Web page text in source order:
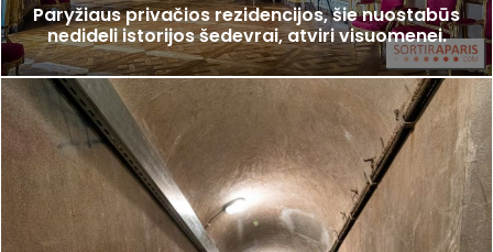
Paryžiaus privačios rezidencijos, šie nuostabūs
nedideli istorijos šedevrai, atviri visuomenei.